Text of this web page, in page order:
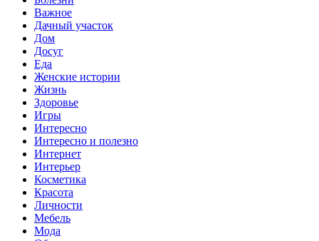
Важное
Дачный участок
Дом
Досуг
Еда
Женские истории
Жизнь
Здоровье
Игры
Интересно
Интересно и полезно
Интернет
Интерьер
Косметика
Красота
Личности
Мебель
Мода